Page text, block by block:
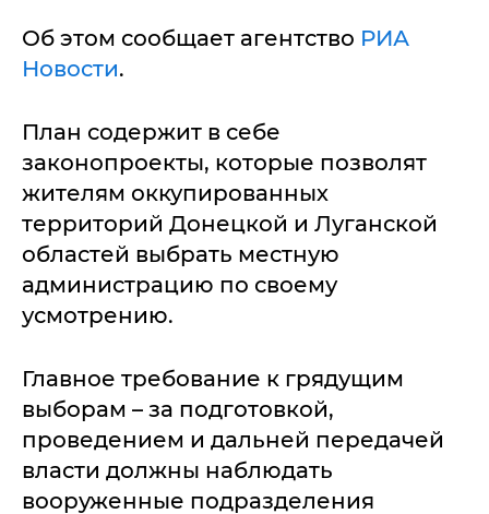
Об этом сообщает агентство РИА
Новости.
План содержит в себе
законопроекты, которые позволят
жителям оккупированных
территорий Донецкой и Луганской
областей выбрать местную
администрацию по своему
усмотрению.
Главное требование к грядущим
выборам – за подготовкой,
проведением и дальней передачей
власти должны наблюдать
вооруженные подразделения